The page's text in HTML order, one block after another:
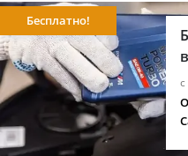
Бесплатно!